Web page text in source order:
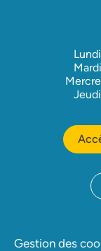
Gestion des